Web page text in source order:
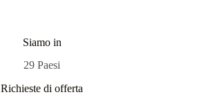
Siamo in
29 Paesi
Richieste di offerta